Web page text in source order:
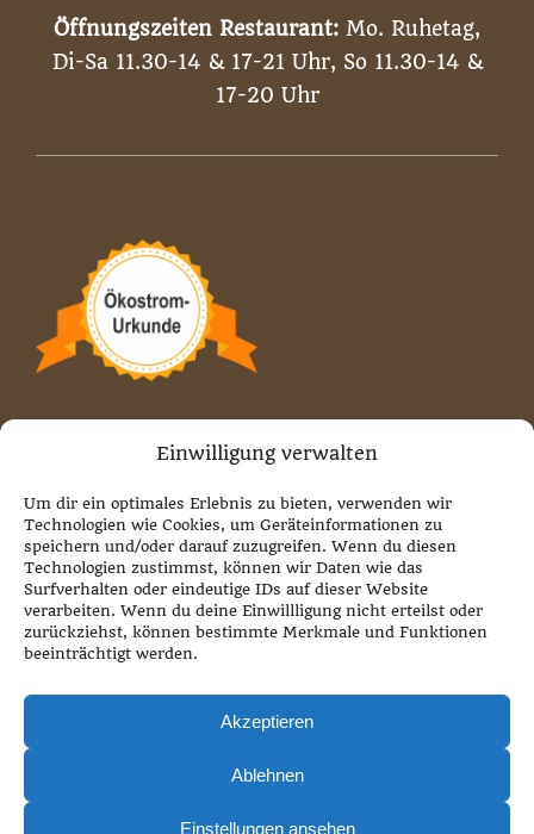
Einwilligung verwalten
Um dir ein optimales Erlebnis zu bieten, verwenden wir
Technologien wie Cookies, um Geräteinformationen zu
speichern und/oder darauf zuzugreifen. Wenn du diesen
Technologien zustimmst, können wir Daten wie das
Surfverhalten oder eindeutige IDs auf dieser Website
verarbeiten. Wenn du deine Einwillligung nicht erteilst oder
zurückziehst, können bestimmte Merkmale und Funktionen
beeinträchtigt werden.
Akzeptieren
Ablehnen
Einstellungen ansehen
Öffnungszeiten Restaurant: Mo. Ruhetag,
Di-Sa 11.30-14 & 17-21 Uhr, So 11.30-14 &
17-20 Uhr